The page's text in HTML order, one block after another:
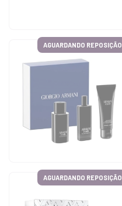
AGUARDANDO REPOSIÇÃO
AGUARDANDO REPOSIÇÃO